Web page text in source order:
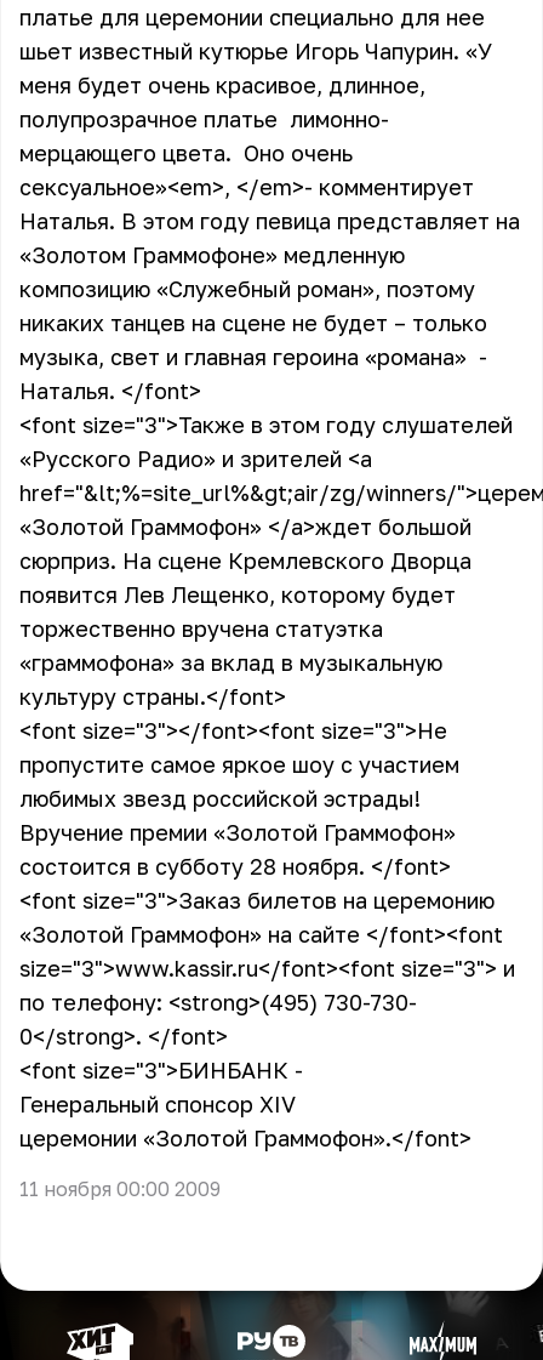
платье для церемонии специально для нее
шьет известный кутюрье Игорь Чапурин. «У
меня будет очень красивое, длинное,
полупрозрачное платье лимонно-
мерцающего цвета. Оно очень
сексуальное»<em>, </em>- комментирует
Наталья. В этом году певица представляет на
«Золотом Граммофоне» медленную
композицию «Служебный роман», поэтому
никаких танцев на сцене не будет – только
музыка, свет и главная героина «романа» -
Наталья. </font>
<font size="3">Также в этом году слушателей
«Русского Радио» и зрителей <a
href="&lt;%=site_url%&gt;air/zg/winners/">
«Золотой Граммофон» </a>ждет большой
сюрприз. На сцене Кремлевского Дворца
появится Лев Лещенко, которому будет
торжественно вручена статуэтка
«граммофона» за вклад в музыкальную
культуру страны.</font>
<font size="3"></font><font size="3">Не
пропустите самое яркое шоу с участием
любимых звезд российской эстрады!
Вручение премии «Золотой Граммофон»
состоится в субботу 28 ноября. </font>
<font size="3">Заказ билетов на церемонию
«Золотой Граммофон» на сайте </font><font
size="3">www.kassir.ru</font><font size="3"> и
по телефону: <strong>(495) 730-730-
0</strong>. </font>
<font size="3">БИНБАНК -
Генеральный спонсор XIV
церемонии «Золотой Граммофон».</font>
11 ноября 00:00 2009